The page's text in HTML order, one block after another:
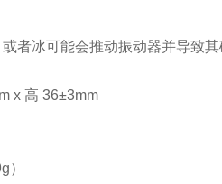
者冰可能会推动振动器并导致
x 高 36±3mm
）